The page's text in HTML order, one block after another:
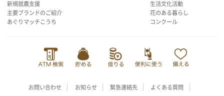
新規就農支援
主要ブランドのご紹介
あぐりマッチこうち
生活文化活動
花のある暮らし
コンクール
お問い合わせ お知らせ 緊急連絡先 よくある質問